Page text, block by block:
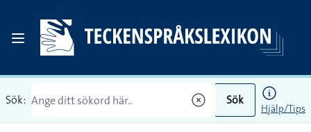
Sök: Sök
Hjälp/Tips